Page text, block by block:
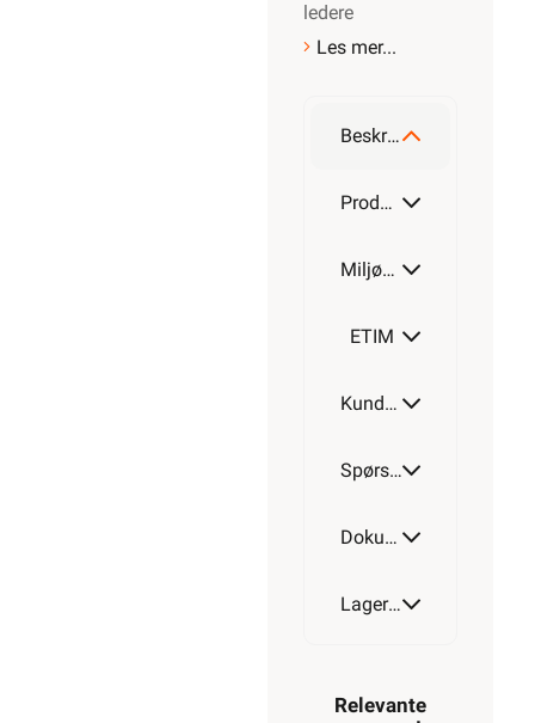
ledere
Les mer...
Beskrivelse
Produktdetaljer
Miljøparametere
ETIM
Kundeomtale
Spørsmål og svar
Dokumentasjon
Lagerstatus
Relevante